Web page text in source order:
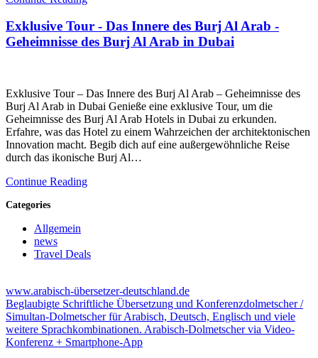
Exklusive Tour - Das Innere des Burj Al Arab -
Geheimnisse des Burj Al Arab in Dubai
Exklusive Tour – Das Innere des Burj Al Arab – Geheimnisse des
Burj Al Arab in Dubai Genieße eine exklusive Tour, um die
Geheimnisse des Burj Al Arab Hotels in Dubai zu erkunden.
Erfahre, was das Hotel zu einem Wahrzeichen der architektonischen
Innovation macht. Begib dich auf eine außergewöhnliche Reise
durch das ikonische Burj Al…
Continue Reading
Categories
Allgemein
news
Travel Deals
www.arabisch-übersetzer-deutschland.de
Beglaubigte Schriftliche Übersetzung und Konferenzdolmetscher /
Simultan-Dolmetscher für Arabisch, Deutsch, Englisch und viele
weitere Sprachkombinationen. Arabisch-Dolmetscher via Video-
Konferenz + Smartphone-App